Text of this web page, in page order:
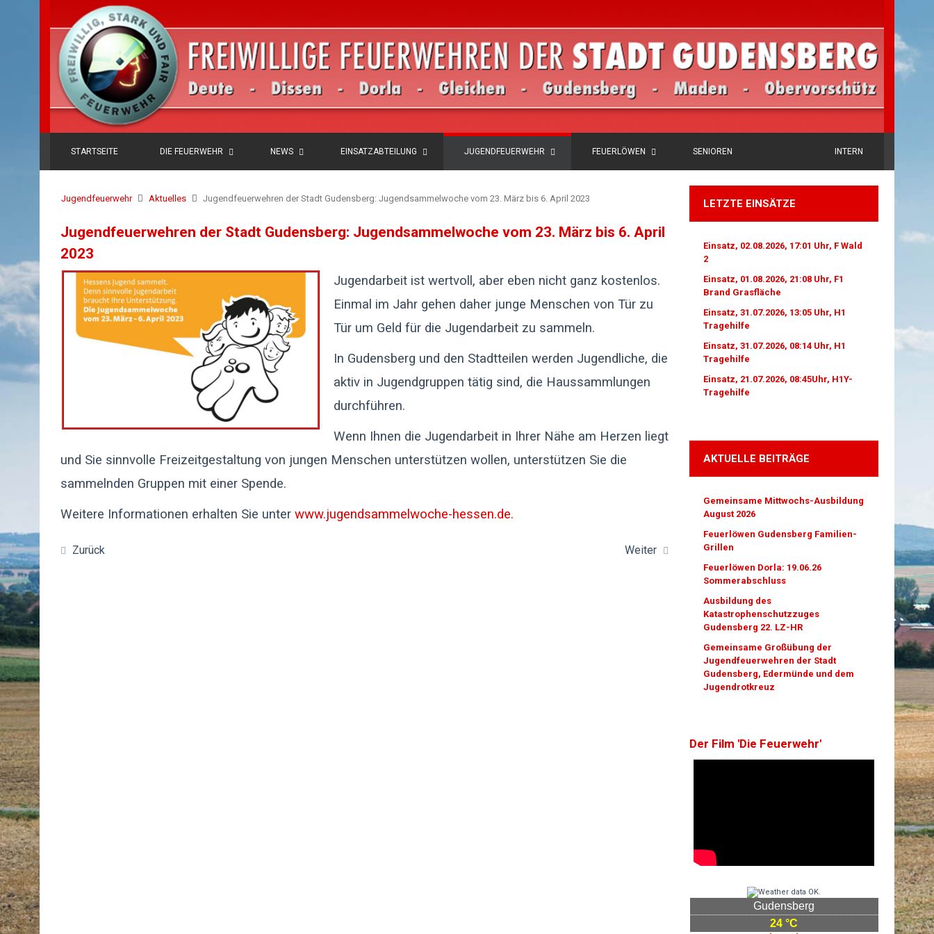
STARTSEITE DIE FEUERWEHR NEWS EINSATZABTEILUNG JUGENDFEUERWEHR FEUERLÖWEN SENIOREN INTERN
Jugendfeuerwehr Aktuelles Jugendfeuerwehren der Stadt Gudensberg: Jugendsammelwoche vom 23. März bis 6. April 2023
Jugendfeuerwehren der Stadt Gudensberg: Jugendsammelwoche vom 23. März bis 6. April
2023
Jugendarbeit ist wertvoll, aber eben nicht ganz kostenlos.
Einmal im Jahr gehen daher junge Menschen von Tür zu
Tür um Geld für die Jugendarbeit zu sammeln.
In Gudensberg und den Stadtteilen werden Jugendliche, die
aktiv in Jugendgruppen tätig sind, die Haussammlungen
durchführen.
Wenn Ihnen die Jugendarbeit in Ihrer Nähe am Herzen liegt
und Sie sinnvolle Freizeitgestaltung von jungen Menschen unterstützen wollen, unterstützen Sie die
sammelnden Gruppen mit einer Spende.
Weitere Informationen erhalten Sie unter www.jugendsammelwoche-hessen.de.
Zurück Weiter
LETZTE EINSÄTZE
Einsatz, 02.08.2026, 17:01 Uhr, F Wald
2
Einsatz, 01.08.2026, 21:08 Uhr, F1
Brand Grasfläche
Einsatz, 31.07.2026, 13:05 Uhr, H1
Tragehilfe
Einsatz, 31.07.2026, 08:14 Uhr, H1
Tragehilfe
Einsatz, 21.07.2026, 08:45Uhr, H1Y-
Tragehilfe
AKTUELLE BEITRÄGE
Gemeinsame Mittwochs-Ausbildung
August 2026
Feuerlöwen Gudensberg Familien-
Grillen
Feuerlöwen Dorla: 19.06.26
Sommerabschluss
Ausbildung des
Katastrophenschutzzuges
Gudensberg 22. LZ-HR
Gemeinsame Großübung der
Jugendfeuerwehren der Stadt
Gudensberg, Edermünde und dem
Jugendrotkreuz
Der Film 'Die Feuerwehr'
Gudensberg
24 °C